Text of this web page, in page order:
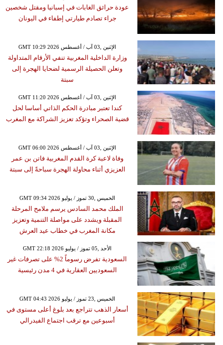
عودة حرائق الغابات في إسبانيا ومقتل شخصين
جراء تصادم طيارتي إطفاء في اليونان
GMT 10:29 2026 الإثنين ,03 آب / أغسطس
وزارة الداخلية المغربية تنفي الأرقام المتداولة
وتعلن الحصيلة الرسمية لضحايا الهجرة إلى
سبتة
GMT 11:20 2026 الإثنين ,03 آب / أغسطس
كندا تعتبر مبادرة الحكم الذاتي أساسا لحل
قضية الصحراء وتؤكد تعزيز الشراكة مع المغرب
GMT 06:00 2026 الإثنين ,03 آب / أغسطس
وفاة لاعبة كرة القدم المغربية فاتن بن عمر
العزيزي أثناء محاولة الهجرة سباحةً إلى سبتة
GMT 09:34 2026 الخميس ,30 تموز / يوليو
الملك محمد السادس يرسم ملامح المرحلة
المقبلة ويشدد على مواصلة التنمية وتعزيز
مكانة المغرب في خطاب عيد العرش
GMT 22:18 2026 الأحد ,05 تموز / يوليو
السعودية تفرض رسوماً 2% على تصرفات غير
السعوديين العقارية في 4 مدن رئيسية
GMT 04:43 2026 الخميس ,23 تموز / يوليو
أسعار الذهب تتراجع بعد بلوغ أعلى مستوى في
أسبوعين مع ترقب اجتماع الفيدرالي